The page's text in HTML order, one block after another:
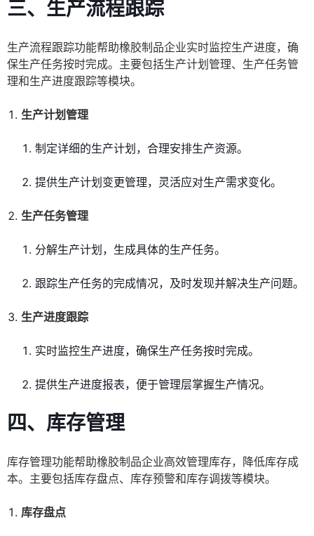
三、生产流程跟踪
生产流程跟踪功能帮助橡胶制品企业实时监控生产进度，确
保生产任务按时完成。主要包括生产计划管理、生产任务管
理和生产进度跟踪等模块。
生产计划管理
制定详细的生产计划，合理安排生产资源。
提供生产计划变更管理，灵活应对生产需求变化。
生产任务管理
分解生产计划，生成具体的生产任务。
跟踪生产任务的完成情况，及时发现并解决生产问题。
生产进度跟踪
实时监控生产进度，确保生产任务按时完成。
提供生产进度报表，便于管理层掌握生产情况。
四、库存管理
库存管理功能帮助橡胶制品企业高效管理库存，降低库存成
本。主要包括库存盘点、库存预警和库存调拨等模块。
库存盘点